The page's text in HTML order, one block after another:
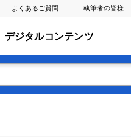
よくあるご質問 執筆者の皆様
デジタルコンテンツ